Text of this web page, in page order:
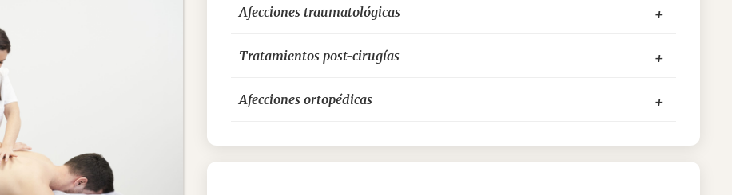
Afecciones traumatológicas
Tratamientos post-cirugías
Afecciones ortopédicas